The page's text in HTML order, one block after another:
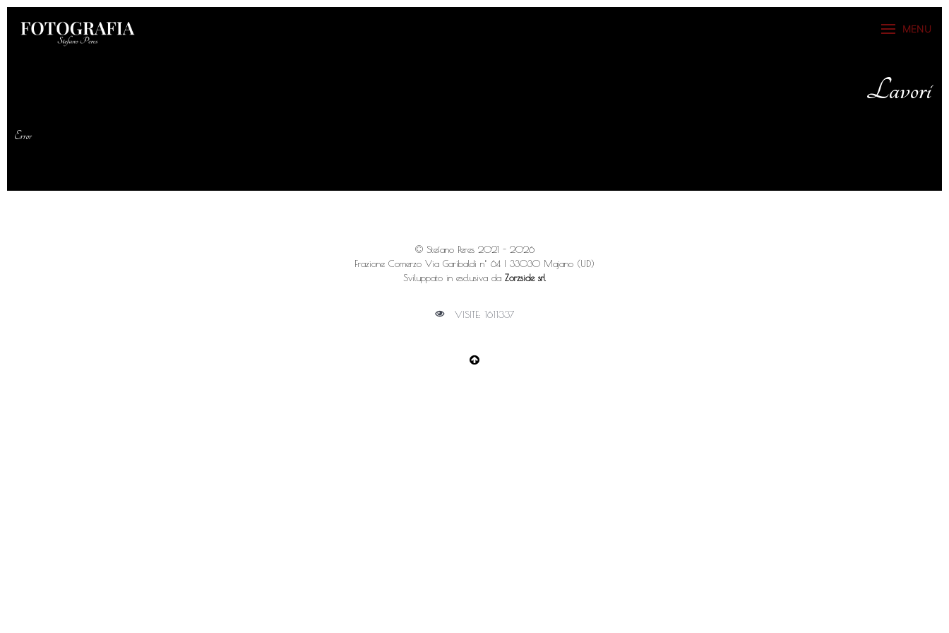
MENU
Lavori
Error
© Stefano Peres 2021 - 2026
Frazione Comerzo Via Garibaldi n° 64 | 33030 Majano (UD)
Sviluppato in esclusiva da Zorzside srl
VISITE: 1611337